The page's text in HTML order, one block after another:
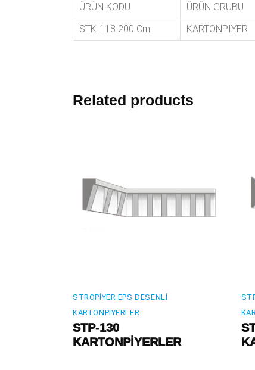
ÜRÜN KODU ÜRÜN GRUBU
STK-118 200 Cm
KARTONPİYER
Related products
STROPIYER EPS DESENLI
KARTONPIYERLER
STP-130
KARTONPİYERLER